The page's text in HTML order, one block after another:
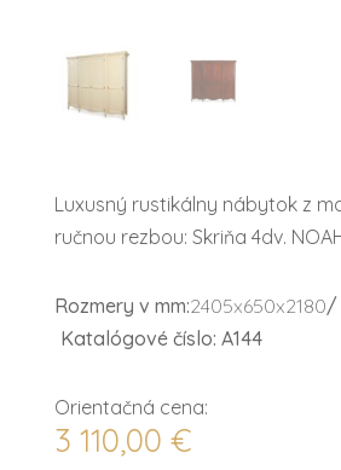
Luxusný rustikálny nábytok z
ručnou rezbou: Skriňa 4dv.
Rozmery v mm:2405x650x2180/
Katalógové číslo: A144
Orientačná cena:
3 110,00 €